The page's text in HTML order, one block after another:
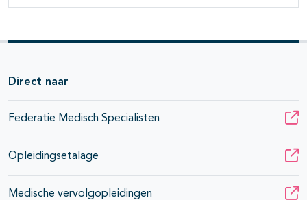
Direct naar
Federatie Medisch Specialisten
Opleidingsetalage
Medische vervolgopleidingen